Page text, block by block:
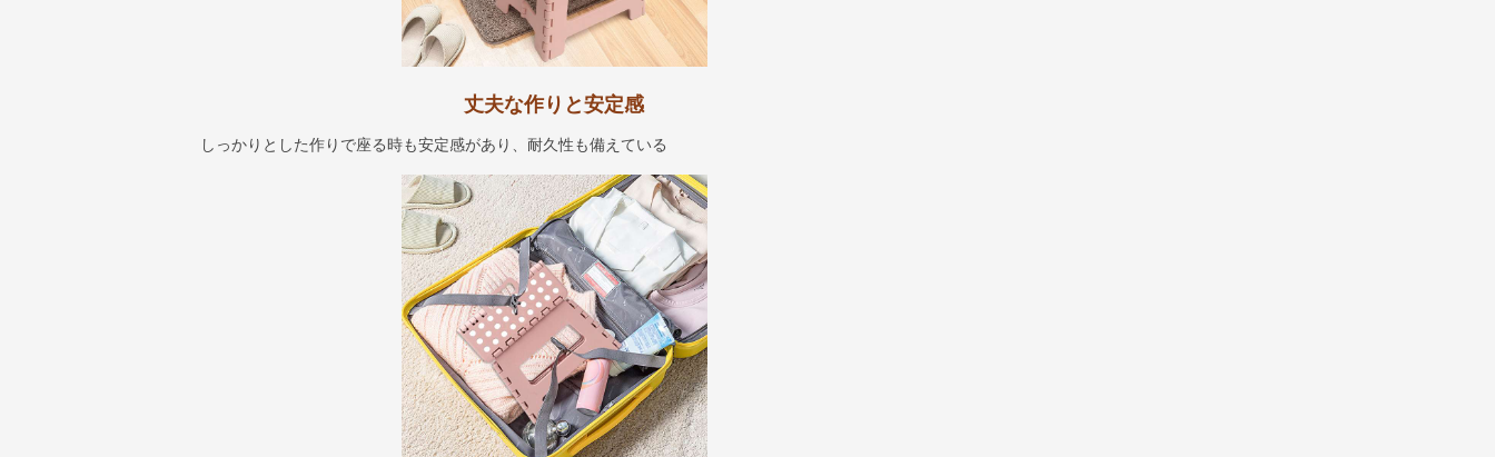
丈夫な作りと安定感
しっかりとした作りで座る時も安定感があり、耐久性も備えている